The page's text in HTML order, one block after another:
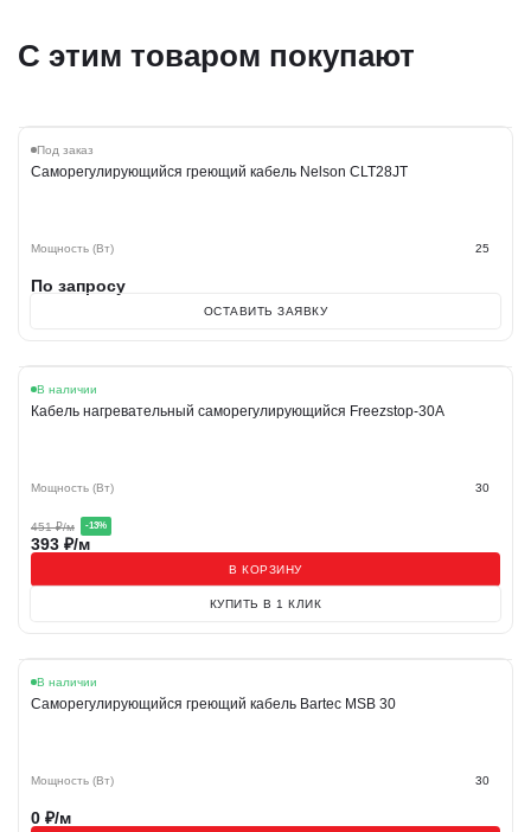
С этим товаром покупают
Под заказ
Саморегулирующийся греющий кабель Nelson CLT28JT
Мощность (Вт) 25
По запросу
ОСТАВИТЬ ЗАЯВКУ
Акция
В наличии
Кабель нагревательный саморегулирующийся Freezstop-30A
Мощность (Вт) 30
451₽/м -13%
393 ₽/м
В КОРЗИНУ
КУПИТЬ В 1 КЛИК
В наличии
Саморегулирующийся греющий кабель Bartec MSB 30
Мощность (Вт) 30
0 ₽/м